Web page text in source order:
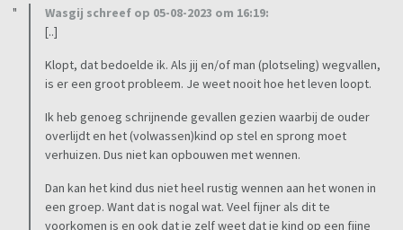
Wasgij schreef op 05-08-2023 om 16:19:
[..]
Klopt, dat bedoelde ik. Als jij en/of man (plotseling) wegvallen,
is er een groot probleem. Je weet nooit hoe het leven loopt.
Ik heb genoeg schrijnende gevallen gezien waarbij de ouder
overlijdt en het (volwassen)kind op stel en sprong moet
verhuizen. Dus niet kan opbouwen met wennen.
Dan kan het kind dus niet heel rustig wennen aan het wonen in
een groep. Want dat is nogal wat. Veel fijner als dit te
voorkomen is en ook dat je zelf weet dat je kind op een fijne